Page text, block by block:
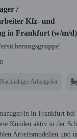
/
Kfz- und
in Frankfurt (w/m/d)
Nachhaltiger Arbeitgeber
in in Frankfurt
Kunden aktiv in der
Arbeitsmodellen und